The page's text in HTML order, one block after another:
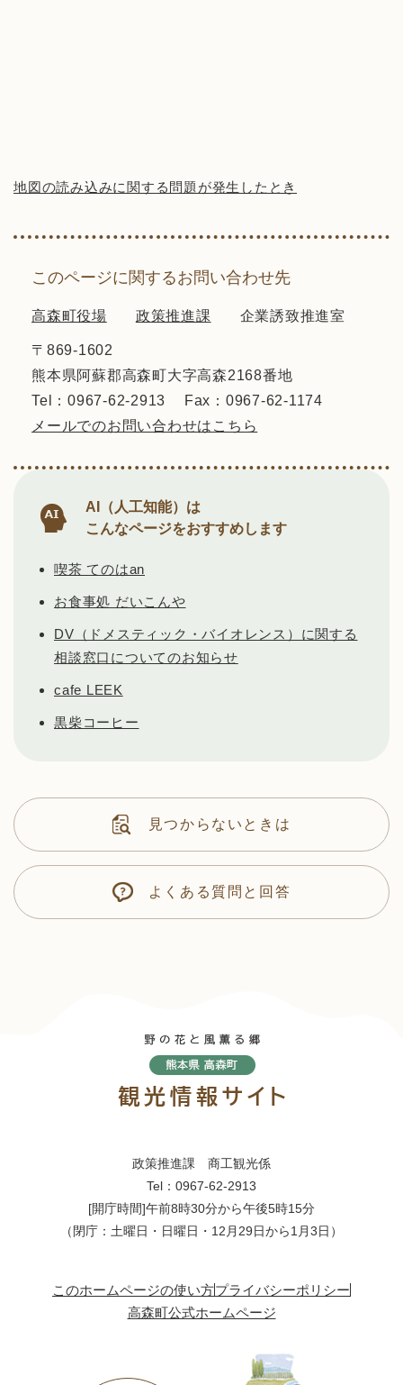
地図の読み込みに関する問題が発生したとき
このページに関するお問い合わせ先
高森町役場 政策推進課 企業誘致推進室
〒869-1602
熊本県阿蘇郡高森町大字高森2168番地
Tel：0967-62-2913
Fax：0967-62-1174
メールでのお問い合わせはこちら
AI（人工知能）は
こんなページをおすすめします
喫茶 てのはan
お食事処 だいこんや
DV（ドメスティック・バイオレンス）に関する
相談窓口についてのお知らせ
cafe LEEK
黒柴コーヒー
見つからないときは
よくある質問と回答
政策推進課 商工観光係
Tel：0967-62-2913
[開庁時間]午前8時30分から午後5時15分
（閉庁：土曜日・日曜日・12月29日から1月3日）
このホームページの使い方プライバシーポリシー
高森町公式ホームページ